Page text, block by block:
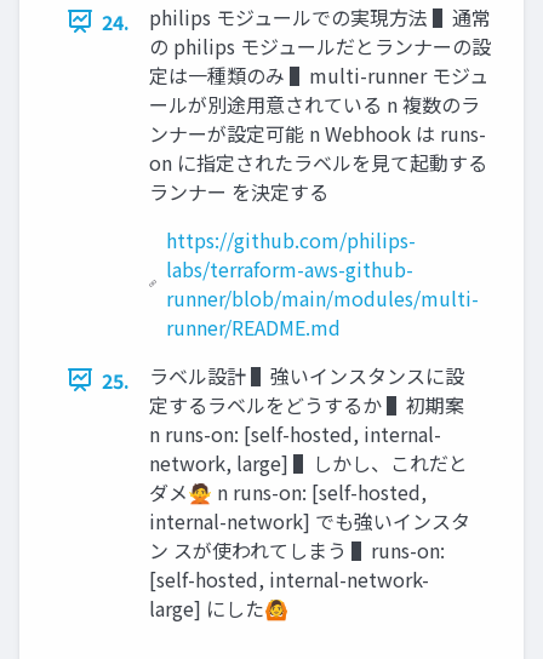
24.
philips モジュールでの実現⽅法 ▌通常
の philips モジュールだとランナーの設
定は⼀種類のみ ▌multi-runner モジュ
ールが別途⽤意されている n 複数のラ
ンナーが設定可能 n Webhook は runs-
on に指定されたラベルを⾒て起動する
ランナー を決定する
https://github.com/philips-
labs/terraform-aws-github-
runner/blob/main/modules/multi-
runner/README.md
25.
ラベル設計 ▌強いインスタンスに設
定するラベルをどうするか ▌初期案
n runs-on: [self-hosted, internal-
network, large] ▌しかし、これだと
ダメ🙅 n runs-on: [self-hosted,
internal-network] でも強いインスタ
ン スが使われてしまう ▌runs-on:
[self-hosted, internal-network-
large] にした🙆